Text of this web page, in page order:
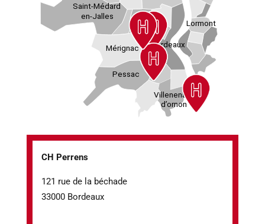
CH Perrens
121 rue de la béchade
33000 Bordeaux